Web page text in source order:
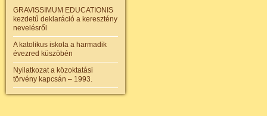
GRAVISSIMUM EDUCATIONIS
kezdetű deklaráció a keresztény
nevelésről
A katolikus iskola a harmadik
évezred küszöbén
Nyilatkozat a közoktatási
törvény kapcsán – 1993.